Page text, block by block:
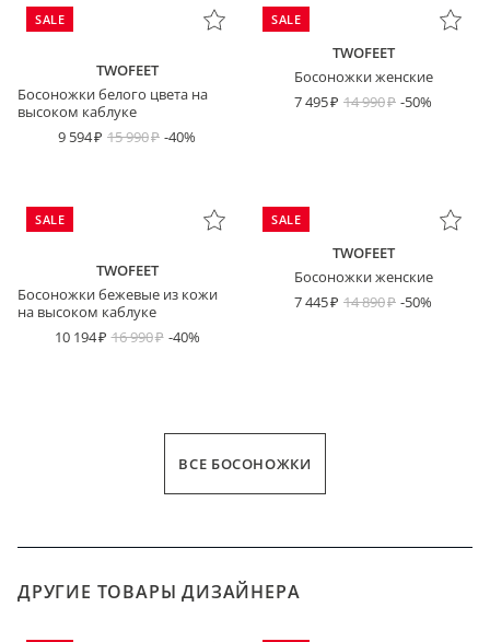
SALE
TWOFEET
Босоножки белого цвета на
высоком каблуке
9 594
15 990 -40%
SALE
TWOFEET
Босоножки женские
7 495
14 990 -50%
SALE
TWOFEET
Босоножки бежевые из кожи
на высоком каблуке
10 194
16 990 -40%
SALE
TWOFEET
Босоножки женские
7 445
14 890 -50%
ВСЕ БОСОНОЖКИ
ДРУГИЕ ТОВАРЫ ДИЗАЙНЕРА